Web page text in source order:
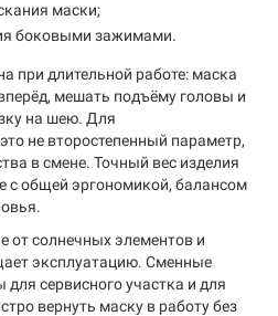
маски;
боковыми зажимами.
при длительной работе: маска
мешать подъёму головы и
на шею. Для
не второстепенный параметр,
в смене. Точный вес изделия
с общей эргономикой, балансом
от солнечных элементов и
эксплуатацию. Сменные
сервисного участка и для
вернуть маску в работу без